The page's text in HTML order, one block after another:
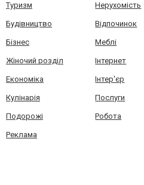
Туризм Нерухомість
Будівництво Відпочинок
Бізнес Меблі
Жіночий розділ Інтернет
Економіка Інтер'єр
Кулінарія Послуги
Подорожі Робота
Реклама